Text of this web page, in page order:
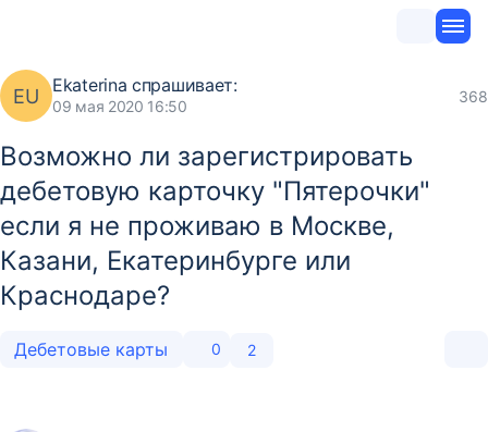
EU Ekaterina спрашивает:
09 мая 2020 16:50
368
Возможно ли зарегистрировать
дебетовую карточку "Пятерочки"
если я не проживаю в Москве,
Казани, Екатеринбурге или
Краснодаре?
Дебетовые карты 0 2